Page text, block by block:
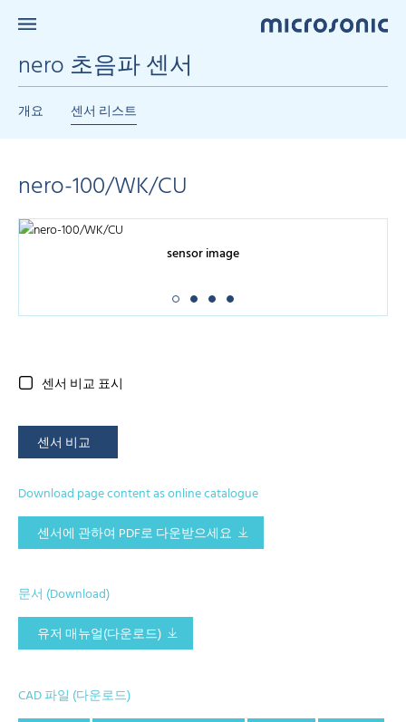
nero 초음파 센서
개요 센서 리스트
nero-100/WK/CU
sensor image
센서 비교 표시
센서 비교
Download page content as online catalogue
센서에 관하여 PDF로 다운받으세요
문서 (Download)
유저 매뉴얼(다운로드)
CAD 파일 (다운로드)